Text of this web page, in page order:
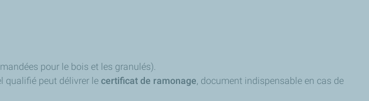
pour le bois et les granulés).
qualifié peut délivrer le certificat de ramonage, document indispensable en cas de